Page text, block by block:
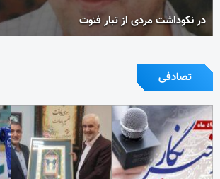
در نکوداشت مردی از تبار فتوت
تصادفی